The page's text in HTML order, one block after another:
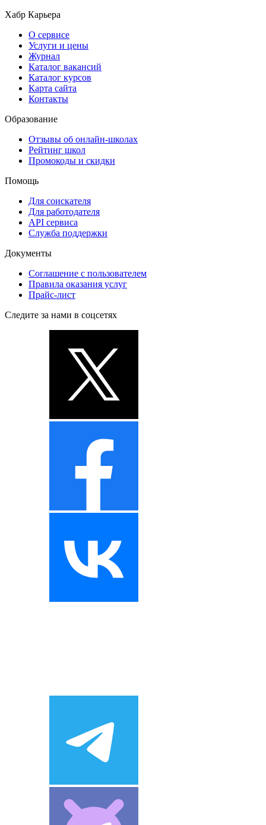
Хабр Карьера
О сервисе
Услуги и цены
Журнал
Каталог вакансий
Каталог курсов
Карта сайта
Контакты
Образование
Отзывы об онлайн-школах
Рейтинг школ
Промокоды и скидки
Помощь
Для соискателя
Для работодателя
API сервиса
Служба поддержки
Документы
Соглашение с пользователем
Правила оказания услуг
Прайс-лист
Следите за нами в соцсетях